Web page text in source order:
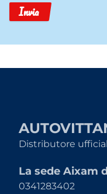
Invia
Distributore
La sede Aixam
0341283402